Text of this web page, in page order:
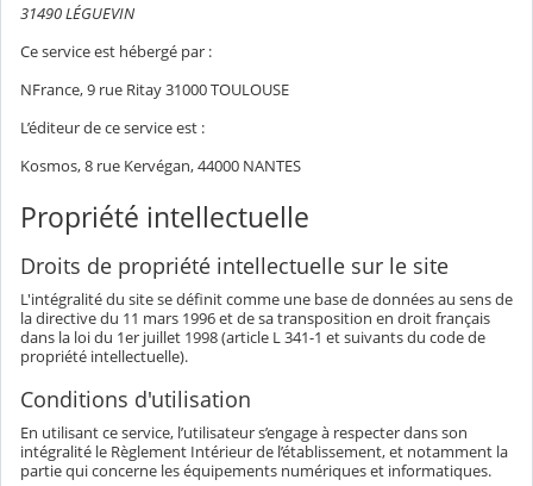
31490 LÉGUEVIN
Ce service est hébergé par :
NFrance, 9 rue Ritay 31000 TOULOUSE
L’éditeur de ce service est :
Kosmos, 8 rue Kervégan, 44000 NANTES
Propriété intellectuelle
Droits de propriété intellectuelle sur le site
L'intégralité du site se définit comme une base de données au sens de
la directive du 11 mars 1996 et de sa transposition en droit français
dans la loi du 1er juillet 1998 (article L 341-1 et suivants du code de
propriété intellectuelle).
Conditions d'utilisation
En utilisant ce service, l’utilisateur s’engage à respecter dans son
intégralité le Règlement Intérieur de l’établissement, et notamment la
partie qui concerne les équipements numériques et informatiques.